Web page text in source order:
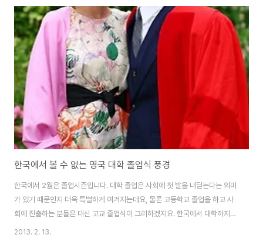
를 하는 지방 출신들도 주변에 거의 없었던 터라, 전혀 모르는 사람들이 한 공간
(하숙 혹은 기숙사)에 모여서 사는 생활에 대해 잘 알지 못했지요. 당연히 젊은
남녀가 같은 집에서 함께 산다는 것 자체도 상상해 본 적이 없는 것 같아요. 물
론 한국 대학 기숙사 및 하숙집의 경우에는 보통 남녀가 따로 분리된 형태라고
하지만요..
한국에서 볼 수 없는 영국 대학 졸업식 풍경
한국에서 2월은 졸업시즌입니다. 대학 졸업은 사회에 첫 발을 내딛는다는 의미
가 있기 때문인지 더욱 특별하게 여겨지는데요, 물론 고등학교 졸업을 하고 사
회에 진출하는 분들은 대신 고교 졸업식이 그러하겠지요. 한국에서 대학까지
졸업한 저는 영국에 와서 본 졸업식의 모습이 사뭇 한국과는 다르다는 것을 알
2013. 2. 13.